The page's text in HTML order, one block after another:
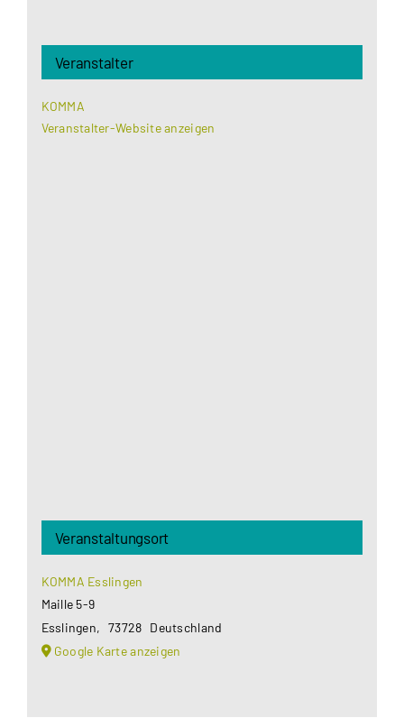
Veranstalter
KOMMA
Veranstalter-Website anzeigen
Veranstaltungsort
KOMMA Esslingen
Maille 5-9
Esslingen, 73728 Deutschland
Google Karte anzeigen